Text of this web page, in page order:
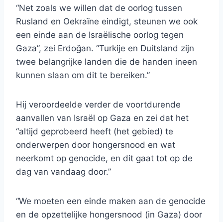
“Net zoals we willen dat de oorlog tussen
Rusland en Oekraïne eindigt, steunen we ook
een einde aan de Israëlische oorlog tegen
Gaza”, zei Erdoğan. “Turkije en Duitsland zijn
twee belangrijke landen die de handen ineen
kunnen slaan om dit te bereiken.”
Hij veroordeelde verder de voortdurende
aanvallen van Israël op Gaza en zei dat het
“altijd geprobeerd heeft (het gebied) te
onderwerpen door hongersnood en wat
neerkomt op genocide, en dit gaat tot op de
dag van vandaag door.”
“We moeten een einde maken aan de genocide
en de opzettelijke hongersnood (in Gaza) door